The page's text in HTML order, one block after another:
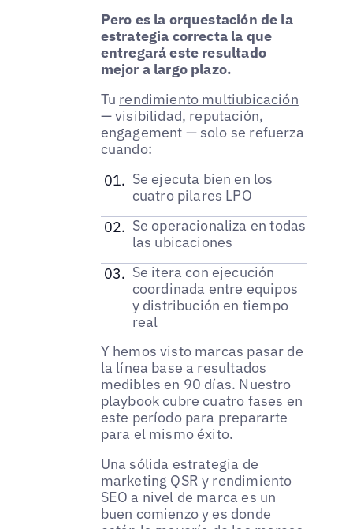
Pero es la orquestación de la
estrategia correcta la que
entregará este resultado
mejor a largo plazo.
Tu rendimiento multiubicación
— visibilidad, reputación,
engagement — solo se refuerza
cuando:
Se ejecuta bien en los
cuatro pilares LPO
Se operacionaliza en todas
las ubicaciones
Se itera con ejecución
coordinada entre equipos
y distribución en tiempo
real
Y hemos visto marcas pasar de
la línea base a resultados
medibles en 90 días. Nuestro
playbook cubre cuatro fases en
este período para prepararte
para el mismo éxito.
Una sólida estrategia de
marketing QSR y rendimiento
SEO a nivel de marca es un
buen comienzo y es donde